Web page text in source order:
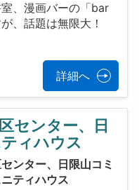
、漫画バーの「bar
、話題は無限大！
詳細へ
センター、日
ィハウス
ンター、日限山コミ
ティハウス